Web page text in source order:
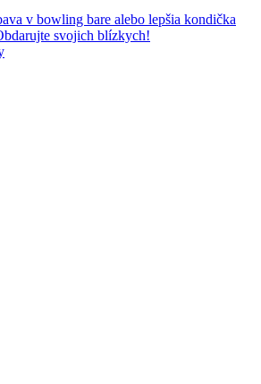
v bowling bare alebo lepšia kondička
svojich blízkych!